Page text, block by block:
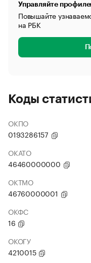
Управляйте
Повышайте
на РБК
Коды
ОКПО
0193286157
ОКАТО
46460000000
ОКТМО
46760000001
ОКФС
16
ОКОГУ
4210015